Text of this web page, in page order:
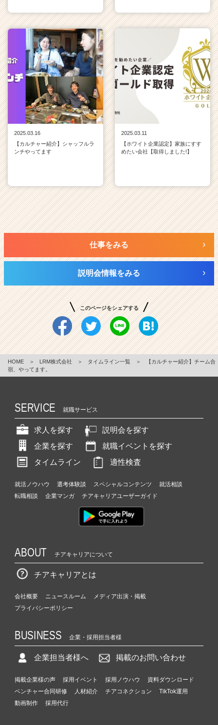
2025.03.16
【カルチャー紹介】シャッフルラ
ンチやってます
2025.03.11
【ホワイト企業認定】家族にすす
めたい会社【取得しました!】
仕事をみる
説明会情報をみる
このページをシェアする
HOME ＞ LRM株式会社 ＞ タイムライン一覧 ＞
【カルチャー紹介】チーム合
宿、やってます。
SERVICE 就職サービス
求人を探す
説明会を探す
企業を探す
就職イベントを探す
タイムライン
適性検査
就活ノウハウ 選考体験談 スペシャルコンテンツ
就活相談
転職相談
企業マンガ チアキャリアユーザーガイド
ABOUT チアキャリアについて
チアキャリアとは
会社概要 ニュースルーム
メディア出演・掲載
プライバシーポリシー
BUSINESS 企業・採用担当者様
企業担当者様へ 掲載のお問い合わせ
掲載企業様の声 採用イベント 採用ノウハウ
資料ダウンロード
ベンチャー合同研修
人材紹介 チアコネクション
TikTok運用
動画制作
採用代行